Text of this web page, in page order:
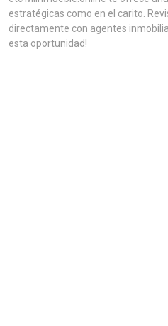
estratégicas como en el carito.
directamente con agentes
esta oportunidad!